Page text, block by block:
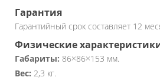
Гарантия
Гарантийный срок составляет 12
Физические
Габариты: 86×86×153 мм.
Вес: 2,3 кг.